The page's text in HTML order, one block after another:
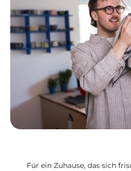
Für ein Zuhause, das sich